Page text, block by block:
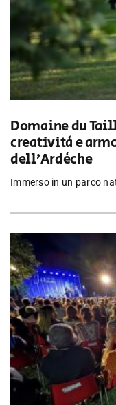
Domaine du
creatività e
dell’Ardèche
Immerso in un parco